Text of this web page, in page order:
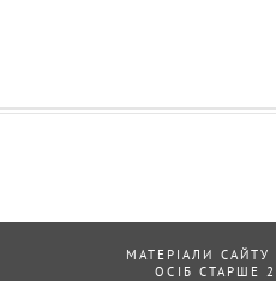
МАТЕРІАЛИ
ОСІБ СТАРШЕ